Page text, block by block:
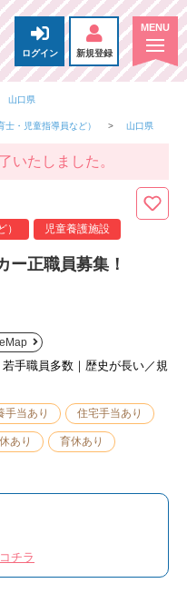
ログイン 新規登録
山口県
士・児童指導員など） 山口県
いたしました。
児童養護施設
ー正職員募集！
手職員多数｜歴史が長い／規
手当あり 住宅手当あり
あり 育休あり
チラ